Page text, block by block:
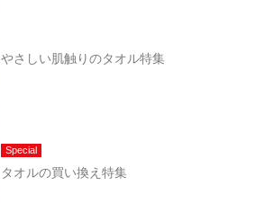
やさしい肌触りのタオル特集
Special
タオルの買い換え特集